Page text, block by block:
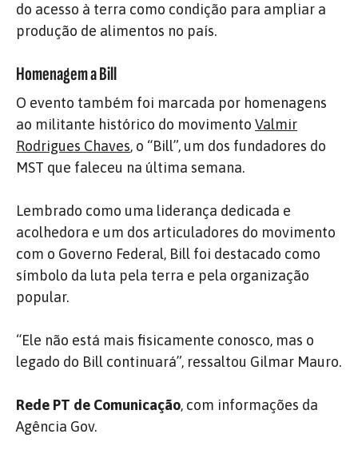
do acesso à terra como condição para ampliar a
produção de alimentos no país.
Homenagem a Bill
O evento também foi marcada por homenagens
ao militante histórico do movimento Valmir
Rodrigues Chaves, o “Bill”, um dos fundadores do
MST que faleceu na última semana.
Lembrado como uma liderança dedicada e
acolhedora e um dos articuladores do movimento
com o Governo Federal, Bill foi destacado como
símbolo da luta pela terra e pela organização
popular.
“Ele não está mais fisicamente conosco, mas o
legado do Bill continuará”, ressaltou Gilmar Mauro.
Rede PT de Comunicação, com informações da
Agência Gov.